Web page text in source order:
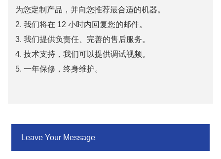
为您定制产品，并向您推荐最合适的机器。
2. 我们将在 12 小时内回复您的邮件。
3. 我们提供负责任、完善的售后服务。
4. 技术支持，我们可以提供调试视频。
5. 一年保修，终身维护。
Leave Your Message